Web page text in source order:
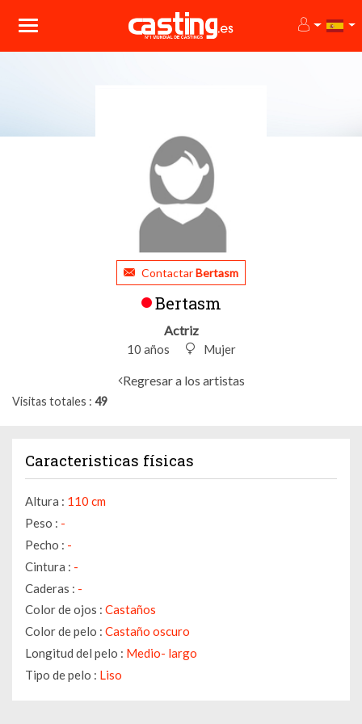
ContactarBertasm
Bertasm
Actriz
10 años Mujer
Regresar a los artistas
Visitas totales 49
Caracteristicas físicas
Altura : 110 cm
Peso : -
Pecho : -
Cintura : -
Caderas : -
Color de ojos : Castaños
Color de pelo : Castaño oscuro
Longitud del pelo : Medio- largo
Tipo de pelo : Liso